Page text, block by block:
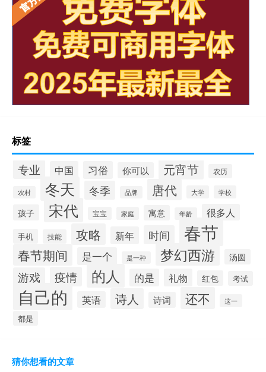
标签
专业 中国 习俗 你可以 元宵节 农历
农村 冬天 冬季 品牌 唐代 大学 学校
孩子 宋代 宝宝 家庭 寓意 年龄 很多人
手机 技能 攻略 新年 时间 春节
春节期间 是一个 是一种 梦幻西游 汤圆
游戏 疫情 的人 的是 礼物 红包 考试
自己的 英语 诗人 诗词 还不 这一
都是
猜你想看的文章